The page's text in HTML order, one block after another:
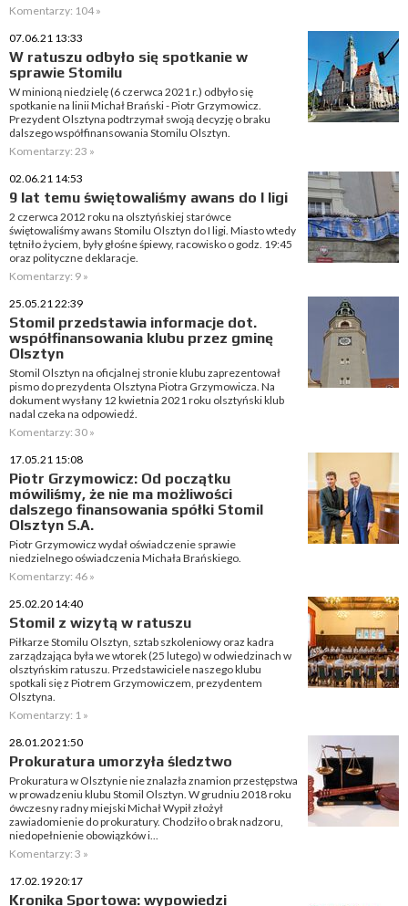
Komentarzy: 104 »
07.06.21 13:33
W ratuszu odbyło się spotkanie w
sprawie Stomilu
W minioną niedzielę (6 czerwca 2021 r.) odbyło się
spotkanie na linii Michał Brański - Piotr Grzymowicz.
Prezydent Olsztyna podtrzymał swoją decyzję o braku
dalszego współfinansowania Stomilu Olsztyn.
Komentarzy: 23 »
02.06.21 14:53
9 lat temu świętowaliśmy awans do I ligi
2 czerwca 2012 roku na olsztyńskiej starówce
świętowaliśmy awans Stomilu Olsztyn do I ligi. Miasto wtedy
tętniło życiem, były głośne śpiewy, racowisko o godz. 19:45
oraz polityczne deklaracje.
Komentarzy: 9 »
25.05.21 22:39
Stomil przedstawia informacje dot.
współfinansowania klubu przez gminę
Olsztyn
Stomil Olsztyn na oficjalnej stronie klubu zaprezentował
pismo do prezydenta Olsztyna Piotra Grzymowicza. Na
dokument wysłany 12 kwietnia 2021 roku olsztyński klub
nadal czeka na odpowiedź.
Komentarzy: 30 »
17.05.21 15:08
Piotr Grzymowicz: Od początku
mówiliśmy, że nie ma możliwości
dalszego finansowania spółki Stomil
Olsztyn S.A.
Piotr Grzymowicz wydał oświadczenie sprawie
niedzielnego oświadczenia Michała Brańskiego.
Komentarzy: 46 »
25.02.20 14:40
Stomil z wizytą w ratuszu
Piłkarze Stomilu Olsztyn, sztab szkoleniowy oraz kadra
zarządzająca była we wtorek (25 lutego) w odwiedzinach w
olsztyńskim ratuszu. Przedstawiciele naszego klubu
spotkali się z Piotrem Grzymowiczem, prezydentem
Olsztyna.
Komentarzy: 1 »
28.01.20 21:50
Prokuratura umorzyła śledztwo
Prokuratura w Olsztynie nie znalazła znamion przestępstwa
w prowadzeniu klubu Stomil Olsztyn. W grudniu 2018 roku
ówczesny radny miejski Michał Wypił złożył
zawiadomienie do prokuratury. Chodziło o brak nadzoru,
niedopełnienie obowiązków i...
Komentarzy: 3 »
17.02.19 20:17
Kronika Sportowa: wypowiedzi